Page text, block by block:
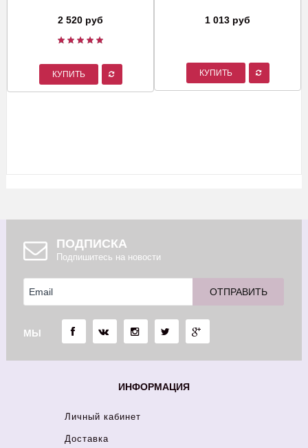
2 520 руб
КУПИТЬ
1 013 руб
КУПИТЬ
ПОДПИСКА
Подпишитесь на новости
МЫ
ИНФОРМАЦИЯ
Личный кабинет
Доставка